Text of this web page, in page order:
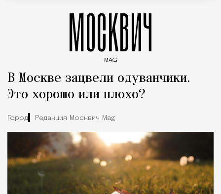
МОСКВИЧ
MAG
В Москве зацвели одуванчики.
Это хорошо или плохо?
Город Редакция Москвич Mag